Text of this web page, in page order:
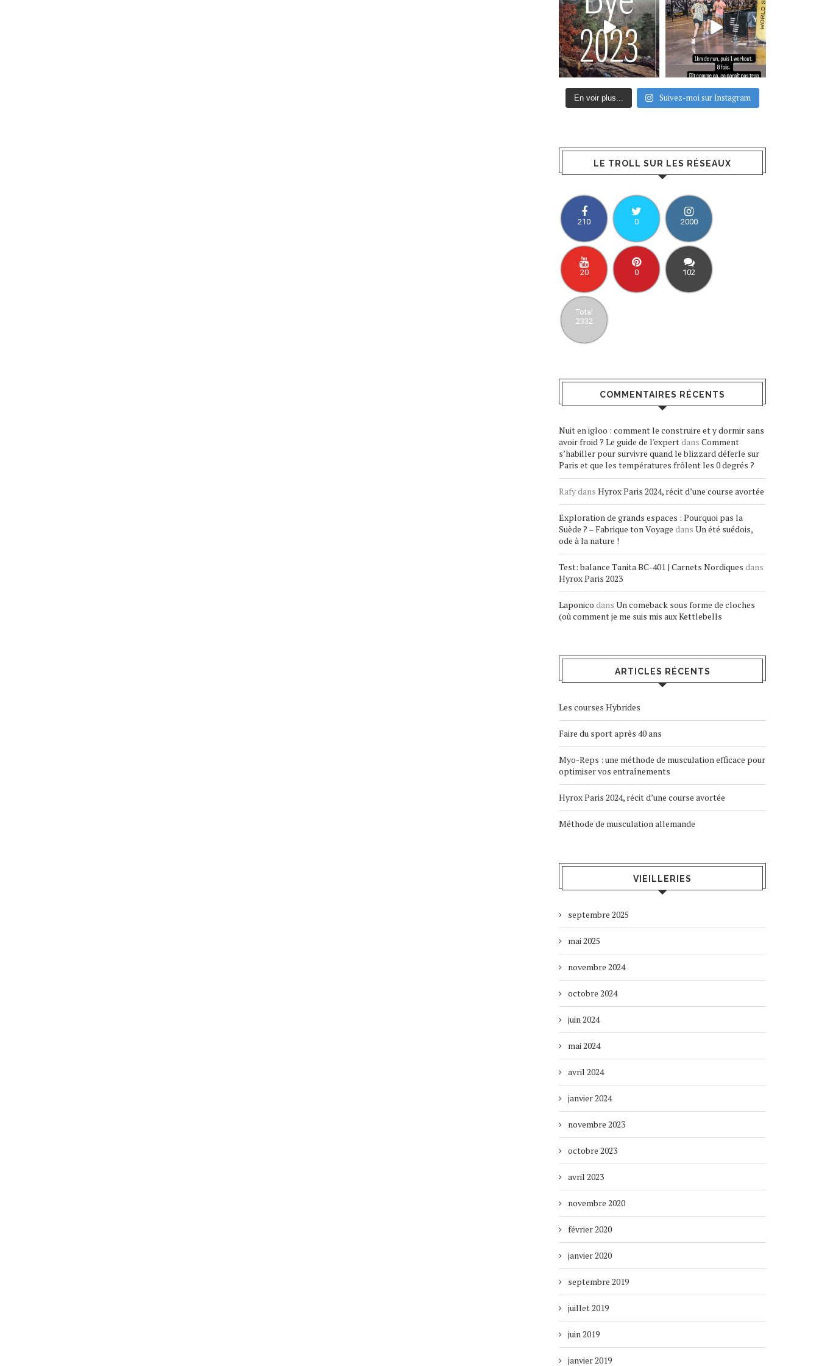
En voir plus... Suivez-moi sur Instagram
LE TROLL SUR LES RÉSEAUX
210 0 2000
20 0 102
Total
2332
COMMENTAIRES RÉCENTS
Nuit en igloo : comment le construire et y dormir sans
avoir froid ? Le guide de l'expertdans Comment
s’habiller pour survivre quand le blizzard déferle sur
Paris et que les températures frôlent les 0 degrés ?
Rafydans Hyrox Paris 2024, récit d’une course avortée
Exploration de grands espaces : Pourquoi pas la
Suède ? – Fabrique ton Voyage dans Un été suédois,
ode à la nature !
Test: balance Tanita BC-401 | Carnets Nordiques dans
Hyrox Paris 2023
Laponico dans Un comeback sous forme de cloches
(où comment je me suis mis aux Kettlebells
ARTICLES RÉCENTS
Les courses Hybrides
Faire du sport après 40 ans
Myo-Reps : une méthode de musculation efficace pour
optimiser vos entraînements
Hyrox Paris 2024, récit d’une course avortée
Méthode de musculation allemande
VIEILLERIES
septembre 2025
mai 2025
novembre 2024
octobre 2024
juin 2024
mai 2024
avril 2024
janvier 2024
novembre 2023
octobre 2023
avril 2023
novembre 2020
février 2020
janvier 2020
septembre 2019
juillet 2019
juin 2019
janvier 2019